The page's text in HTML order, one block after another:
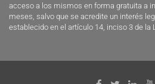
acceso a los mismos en forma gratuita a
meses, salvo que se acredite un interés
establecido en el artículo 14, inciso 3 de la